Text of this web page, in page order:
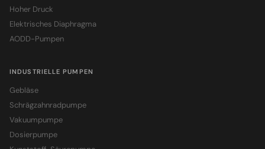
Hoher Druck
Elektrisches Diaphragma
AODD-Pumpen
INDUSTRIELLE PUMPEN
Gebläse
Schrägzahnradpumpe
Vakuumpumpe
Dosierpumpe